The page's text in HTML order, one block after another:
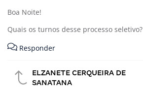
Boa Noite!
Quais os turnos desse processo seletivo?
Responder
ELZANETE CERQUEIRA DE
SANATANA